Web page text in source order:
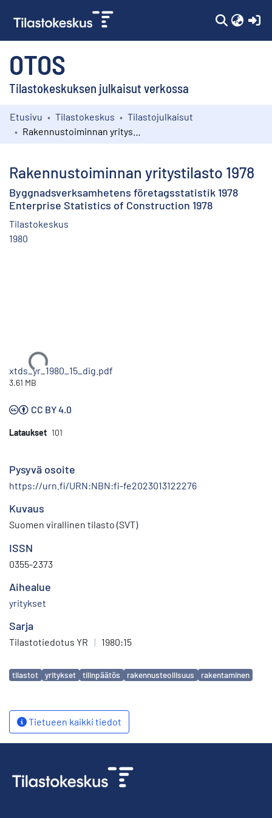
OTOS
Tilastokeskuksen julkaisut verkossa
Kokoelmat
Etusivu Tilastokeskus
Tilastojulkaisut
Rakennustoiminnan yritystilasto 1978
Byggnadsverksamhetens företagsstatistik 1978
Enterprise Statistics of Construction 1978
Tilastokeskus
1980
Ladataan...
xtds_yr_1980_15_dig.pdf
3.61 MB
CC BY 4.0
Lataukset 101
Pysyvä osoite
https://urn.fi/URN:NBN:fi-fe2023013122276
Kuvaus
Suomen virallinen tilasto (SVT)
ISSN
0355-2373
Aihealue
yritykset
Sarja
Tilastotiedotus YR | 1980:15
Avainsanat
tilastot yritykset tilinpäätös rakennusteollisuus rakentaminen
Tietueen kaikki tiedot